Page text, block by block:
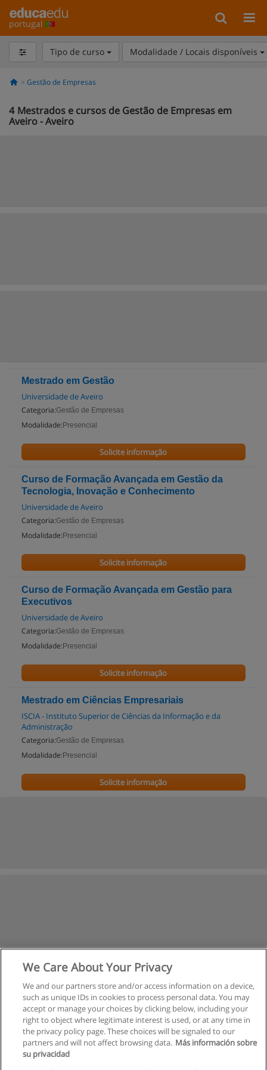
portugal
Tipo de curso Modalidade / Locais disponíveis
Gestão de Empresas
4 Mestrados e cursos de Gestão de Empresas em
Aveiro - Aveiro
Mestrado em Gestão
Universidade de Aveiro
Categoria:Gestão de Empresas
Modalidade: Presencial
Solicite informação
Curso de Formação Avançada em Gestão da
Tecnologia, Inovação e Conhecimento
Universidade de Aveiro
Categoria:Gestão de Empresas
Modalidade: Presencial
Solicite informação
Curso de Formação Avançada em Gestão para
Executivos
Universidade de Aveiro
Categoria:Gestão de Empresas
Modalidade: Presencial
Solicite informação
Mestrado em Ciências Empresariais
ISCIA - Instituto Superior de Ciências da Informação e da
Administração
Categoria:Gestão de Empresas
Modalidade: Presencial
Solicite informação
We Care About Your Privacy
We and our partners store and/or access information on a device,
such as unique IDs in cookies to process personal data. You may
accept or manage your choices by clicking below, including your
right to object where legitimate interest is used, or at any time in
the privacy policy page. These choices will be signaled to our
partners and will not affect browsing data. Más información sobre
su privacidad